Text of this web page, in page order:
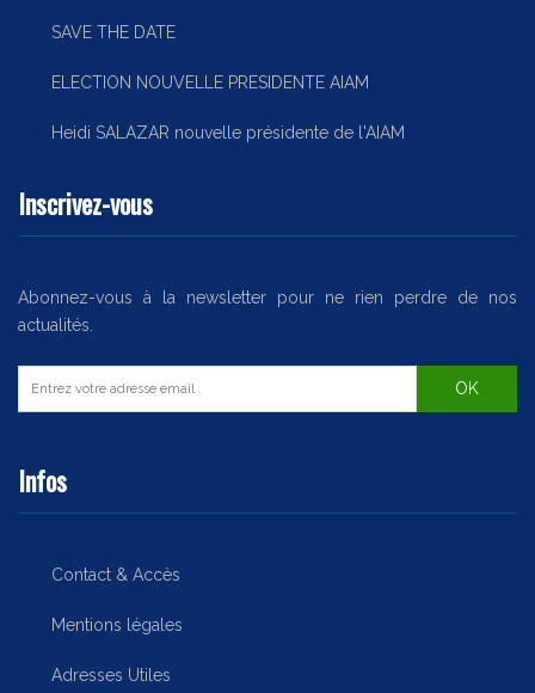
SAVE THE DATE
ELECTION NOUVELLE PRESIDENTE AIAM
Heidi SALAZAR nouvelle présidente de l'AIAM
Inscrivez-vous
Abonnez-vous à la newsletter pour ne rien perdre de nos
actualités.
Infos
Contact & Accès
Mentions légales
Adresses Utiles